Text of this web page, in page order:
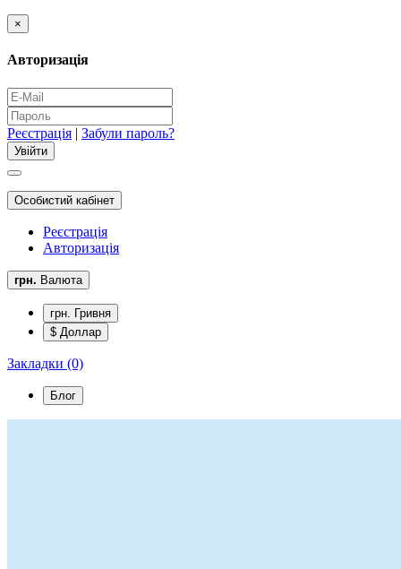
×
Авторизація
Реєстрація | Забули пароль?
Особистий кабінет
Реєстрація
Авторизація
грн. Валюта
грн. Гривня
$ Доллар
Закладки (0)
Блог